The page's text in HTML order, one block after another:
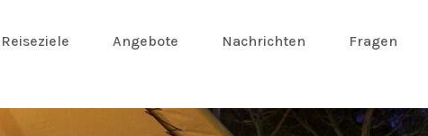
Reiseziele Angebote Nachrichten Fragen